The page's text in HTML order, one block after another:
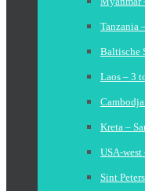
Tanzania
Baltische
Laos – 3
Kreta –
USA-
Sint